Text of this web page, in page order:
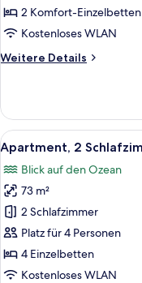
2 Komfort-Einzelbetten
Kostenloses WLAN
Weitere Details
Weitere
Nichtraucher
Alle
Fotos
für
Apartment,
2 Schlafzimmer,
Nichtraucher,
Annex
anzeigen
5
Apartment, 2
Blick auf den Ozean
73 m²
2 Schlafzimmer
Platz für 4 Personen
4 Einzelbetten
Kostenloses WLAN